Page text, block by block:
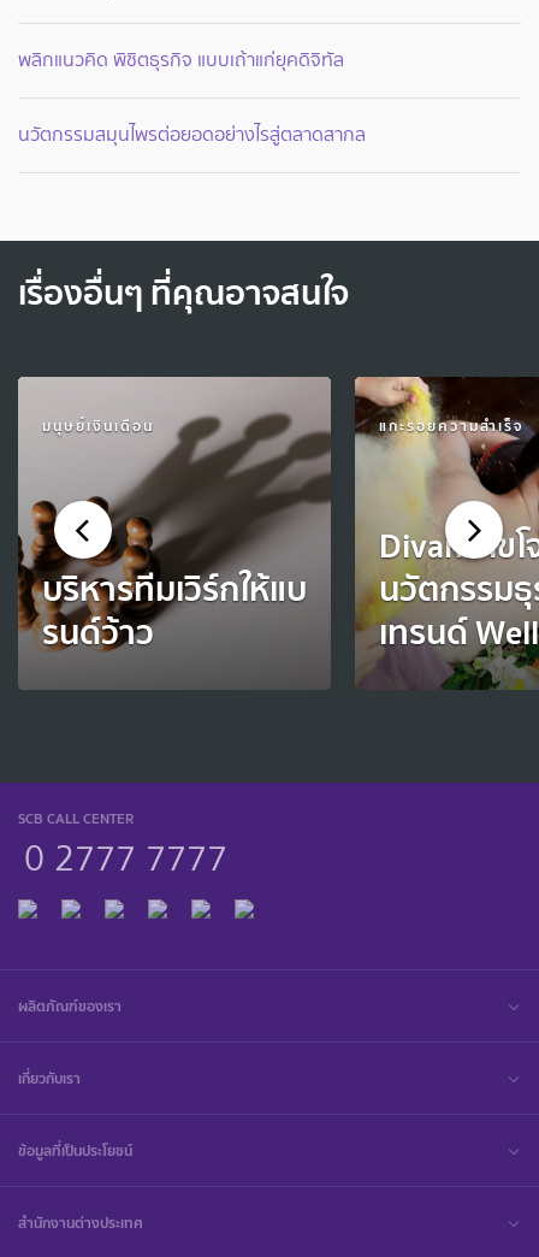
พลิกแนวคิด พิชิตธุรกิจ แบบเถ้าแก่ยุคดิจิทัล
นวัตกรรมสมุนไพรต่อยอดอย่างไรสู่ตลาดสากล
เรื่องอื่นๆ ที่คุณอาจสนใจ
มนุษย์เงินเดือน
บริหารทีมเวิร์กให้แบ
รนด์ว้าว
แกะรอยความสำเร็จ
Divana ไข
นวัตกรรม
เทรนด์
SCB CALL CENTER
0 2777 7777
ผลิตภัณฑ์ของเรา
เกี่ยวกับเรา
ข้อมูลที่เป็นประโยชน์
สำนักงานต่างประเทศ